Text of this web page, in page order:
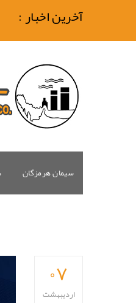
آخرین اخبار :
سیمان هرمزگان
۰۷
اردیبهشت